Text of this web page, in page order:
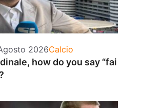
2026Categorie
Calcio
how do you say “fai